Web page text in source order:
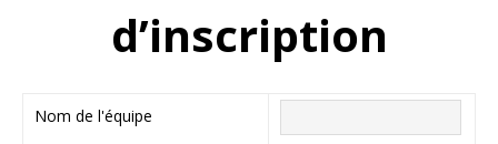
d’inscription
Nom de l'équipe